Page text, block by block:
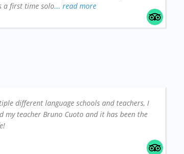
a first time solo... read more
different language schools and teachers, I
my teacher Bruno Cuoto and it has been the